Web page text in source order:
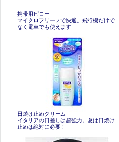
携帯用ピロー
マイクロフリースで快適。飛行機だけで
なく電車でも使えます
日焼け止めクリーム
イタリアの日差しは超強力。夏は日焼け
止めは絶対に必要！